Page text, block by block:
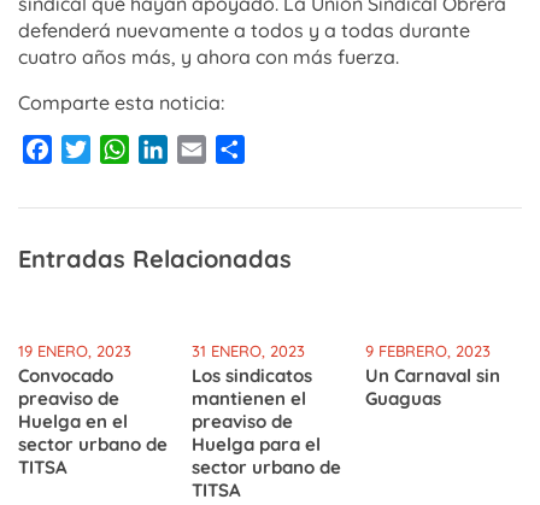
defenderá nuevamente a todos y a todas durante
cuatro años más, y ahora con más fuerza.
Comparte esta noticia:
Facebook
TwitterWhatsApp
LinkedIn
Email
Entradas Relacionadas
19 ENERO, 2023
Convocado
preaviso de
Huelga en el
sector urbano de
TITSA
31 ENERO, 2023
Los sindicatos
mantienen el
preaviso de
Huelga para el
sector urbano de
TITSA
9 FEBRERO, 2023
Un Carnaval sin
Guaguas